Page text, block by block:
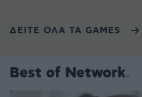
ΔΕΙΤΕ ΟΛΑ ΤΑ GAMES
Best of Network